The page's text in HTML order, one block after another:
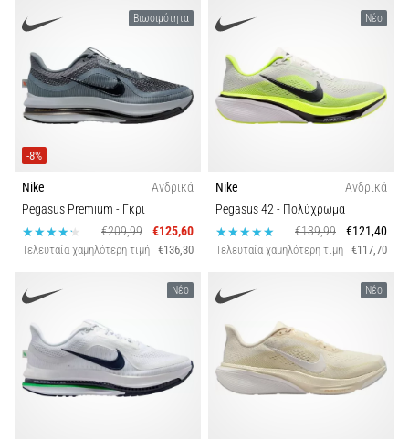
Δρομέα:
Αίτια,
Αντιμετώπιση
και
Πρόληψη
γόνατο
του
δρομέα
(runner's
knee),
γνωστό
ως
σύνδρομο
λαγονοκνημιαίας
ταινίας
(ITBS),
είναι
Βιωσιμότητα
-8%
Nike
Ανδρικά
Pegasus Premium - Γκρι
€209,99
€125,60
Τελευταία χαμηλότερη τιμή €136,30
Νέο
Nike
Ανδρικά
Pegasus 42- Πολύχρωμα
€139,99
€121,40
Τελευταία χαμηλότερη τιμή €117,70
Νέο Νέο